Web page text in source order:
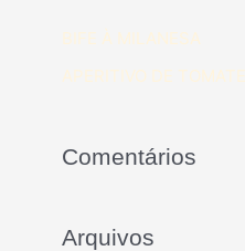
BIFE À MILANESA
APERITIVO DE TOMATE
Comentários
Arquivos